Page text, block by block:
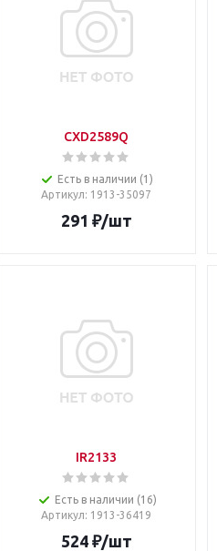
CXD2589Q
Есть в наличии (1)
Артикул: 1913-35097
291 ₽/шт
IR2133
Есть в наличии (16)
Артикул: 1913-36419
524₽/шт